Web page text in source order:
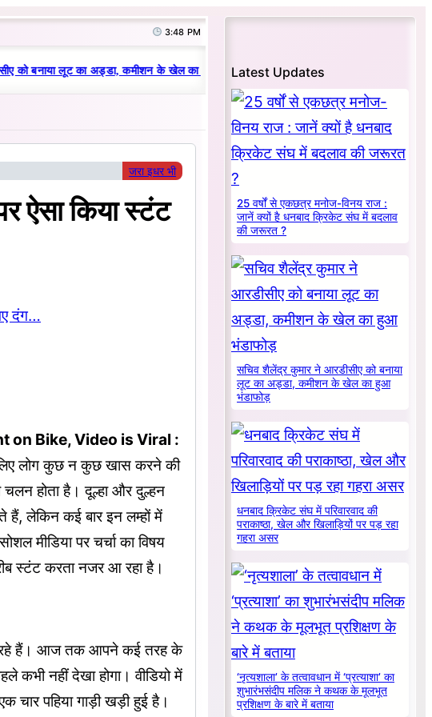
3:48 PM
को बनाया लूट का अड्डा, कमीशन के खेल का हुआ भंडाफोड़ | धनबाद क्रिकेट संघ में परिवारवाद की
जरा इधर भी
ऐसा किया स्टंट
on Bike, Video is Viral :
लिए लोग कुछ न कुछ खास करने की
होता है। दूल्हा और दुल्हन
हैं, लेकिन कई बार इन लम्हों में
मीडिया पर चर्चा का विषय
स्टंट करता नजर आ रहा है।
रहे हैं। आज तक आपने कई तरह के
कभी नहीं देखा होगा। वीडियो में
चार पहिया गाड़ी खड़ी हुई है।
Latest Updates
25 वर्षों से एकछत्र मनोज-विनय राज :
जानें क्यों है धनबाद क्रिकेट संघ में बदलाव
की जरूरत ?
सचिव शैलेंद्र कुमार ने आरडीसीए को बनाया
लूट का अड्डा, कमीशन के खेल का हुआ
भंडाफोड़
धनबाद क्रिकेट संघ में परिवारवाद की
पराकाष्ठा, खेल और खिलाड़ियों पर पड़ रहा
गहरा असर
‘नृत्यशाला’ के तत्वावधान में ‘प्रत्याशा’ का
शुभारंभसंदीप मलिक ने कथक के मूलभूत
प्रशिक्षण के बारे में बताया